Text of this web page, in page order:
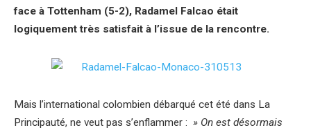
face à Tottenham (5-2), Radamel Falcao était
logiquement très satisfait à l’issue de la rencontre.
Mais l’international colombien débarqué cet été dans La
Principauté, ne veut pas s’enflammer : » On est désormais